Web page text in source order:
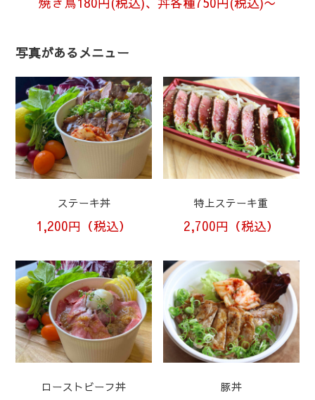
写真があるメニュー
ステーキ丼
1,200円（税込）
特上ステーキ重
2,700円（税込）
ローストビーフ丼 豚丼